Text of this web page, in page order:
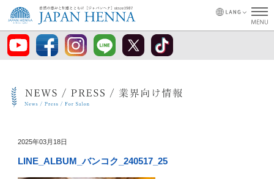
2025年03月18日
LINE_ALBUM_バンコク_240517_25